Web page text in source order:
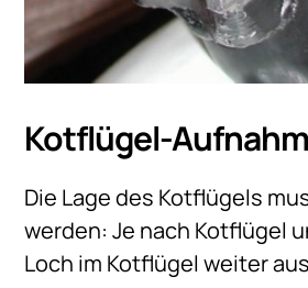
Kotflügel-
Die Lage des Kotflügels
werden: Je nach Kotflügel
Loch im Kotflügel weiter